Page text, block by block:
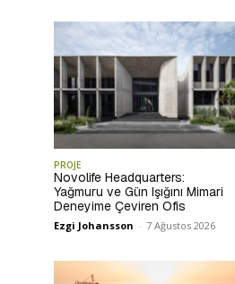
PROJE
Novolife Headquarters:
Yağmuru ve Gün Işığını Mimari
Deneyime Çeviren Ofis
Ezgi Johansson - 7 Ağustos 2026